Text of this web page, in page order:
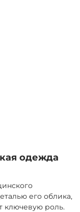
одежда
его облика,
ключевую роль.